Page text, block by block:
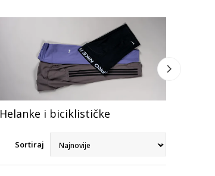
Helanke i biciklističke
Sortiraj